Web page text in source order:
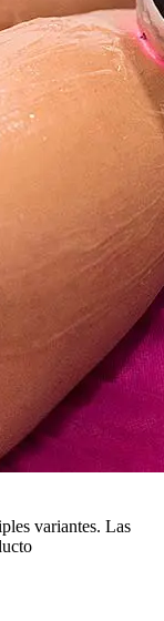
variantes. Las